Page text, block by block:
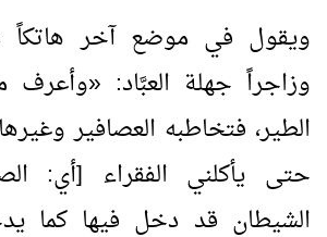
ويقول في موضع آخر هاتكاً
وزاجراً جهلة العبَّاد: «وأعرف
الطير، فتخاطبه العصافير
حتى يأكلني الفقراء [أي:
الشيطان قد دخل فيها كما